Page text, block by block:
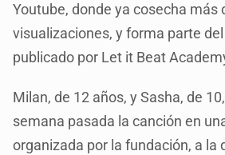
Youtube, donde ya cosecha más
visualizaciones, y forma parte
publicado por Let it Beat
Milan, de 12 años, y Sasha, de
semana pasada la canción en
organizada por la fundación, a la